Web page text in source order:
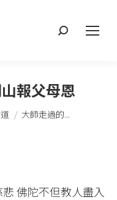
搜
報父母恩
大師走過的...
佛陀不但教人盡入